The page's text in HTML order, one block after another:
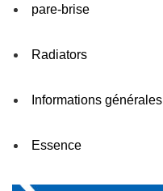
pare-brise
Radiators
Informations générales
Essence